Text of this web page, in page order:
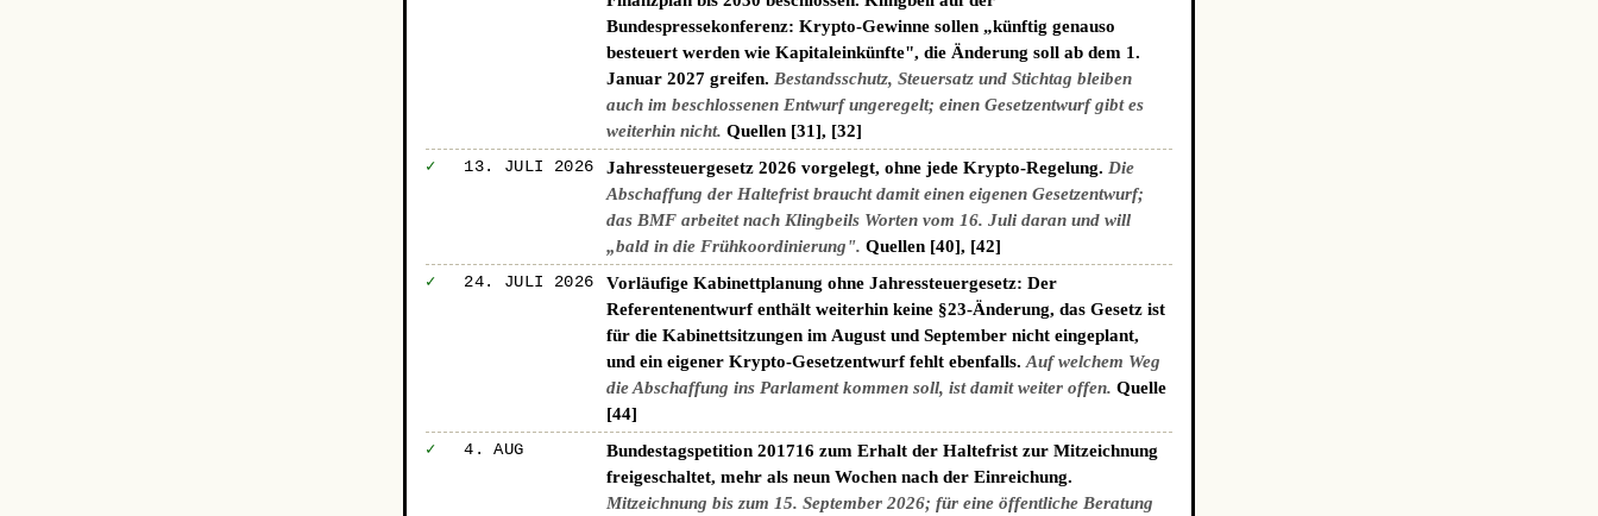
Bundespressekonferenz: Krypto-Gewinne sollen „künftig genauso
besteuert werden wie Kapitaleinkünfte", die Änderung soll ab dem 1.
Januar 2027 greifen. Bestandsschutz, Steuersatz und Stichtag bleiben
auch im beschlossenen Entwurf ungeregelt; einen Gesetzentwurf gibt es
weiterhin nicht. Quellen [31], [32]
✓ 13. JULI 2026 Jahressteuergesetz 2026 vorgelegt, ohne jede Krypto-Regelung. Die
Abschaffung der Haltefrist braucht damit einen eigenen Gesetzentwurf;
das BMF arbeitet nach Klingbeils Worten vom 16. Juli daran und will
„bald in die Frühkoordinierung". Quellen [40], [42]
✓ 24. JULI 2026
Vorläufige Kabinettplanung ohne Jahressteuergesetz: Der
Referentenentwurf enthält weiterhin keine §23-Änderung, das Gesetz ist
für die Kabinettsitzungen im August und September nicht eingeplant,
und ein eigener Krypto-Gesetzentwurf fehlt ebenfalls.Auf welchem Weg
die Abschaffung ins Parlament kommen soll, ist damit weiter offen. Quelle
[44]
✓ 4. AUG
Bundestagspetition 201716 zum Erhalt der Haltefrist zur Mitzeichnung
freigeschaltet, mehr als neun Wochen nach der Einreichung.
Mitzeichnung bis zum 15. September 2026; für eine öffentliche Beratung